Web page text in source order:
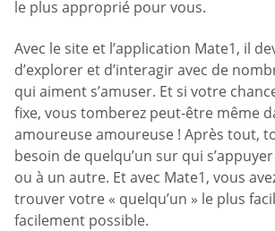
le plus approprié pour vous.
Avec le site et l’application Mate1, il
d’explorer et d’interagir avec de
qui aiment s’amuser. Et si votre
fixe, vous tomberez peut-être même
amoureuse amoureuse ! Après tout,
besoin de quelqu’un sur qui
ou à un autre. Et avec Mate1, vous
trouver votre « quelqu’un » le plus
facilement possible.